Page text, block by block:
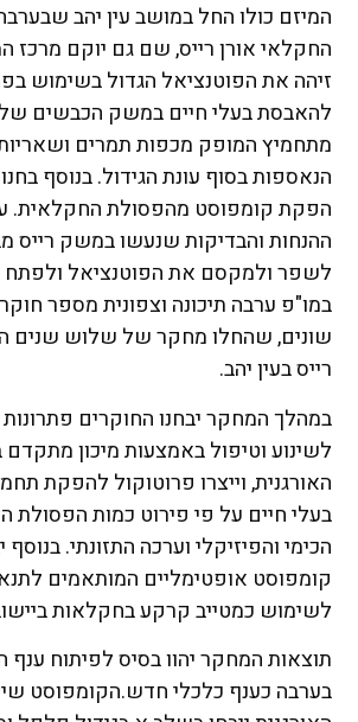
המיזם כולו החל במושב עין יהב
החקלאי אורן רייס, שם גם יוקם מרכז
זיהה את הפוטנציאל הגדול בשימוש
להאבסת בעלי חיים במשק הכבשים
מתחמיץ המופק מכפות תמרים
הנאספות בסוף עונת הגידול. בנוסף
הפקת קומפוסט מהפסולת החקלאית.
ההנחות והבדיקות שנעשו במשק רייס
לשפר ולמקסם את הפוטנציאל ולפתח
במו"פ ערבה תיכונה וצפונית מספר
שונים, שהחלו מחקר של שלוש שנים
רייס בעין יהב.
במהלך המחקר יבחנו החוקרים פתרונות
לשינוע וטיפול באמצעות מיכון
האורגנית, וייצרו פרוטוקול להפקת
בעלי חיים על פי פירוט כמות הפסולת
הכימי והפיזיקלי וערכה התזונתי.
קומפוסט אופטימליים המותאמים
לשימוש כמטייב קרקע בחקלאות
תוצאות המחקר יהוו בסיס לפיתוח
בערבה כענף כלכלי חדש.הקומפוסט